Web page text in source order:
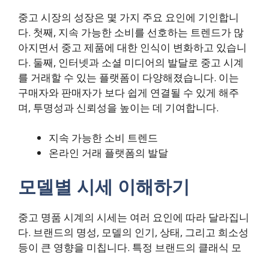
중고 시장의 성장은 몇 가지 주요 요인에 기인합니
다. 첫째, 지속 가능한 소비를 선호하는 트렌드가 많
아지면서 중고 제품에 대한 인식이 변화하고 있습니
다. 둘째, 인터넷과 소셜 미디어의 발달로 중고 시계
를 거래할 수 있는 플랫폼이 다양해졌습니다. 이는
구매자와 판매자가 보다 쉽게 연결될 수 있게 해주
며, 투명성과 신뢰성을 높이는 데 기여합니다.
지속 가능한 소비 트렌드
온라인 거래 플랫폼의 발달
모델별 시세 이해하기
중고 명품 시계의 시세는 여러 요인에 따라 달라집니
다. 브랜드의 명성, 모델의 인기, 상태, 그리고 희소성
등이 큰 영향을 미칩니다. 특정 브랜드의 클래식 모